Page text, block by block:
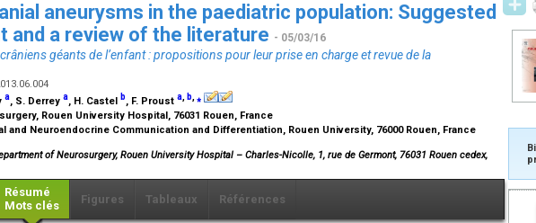
aneurysms in the paediatric population: Suggested
and a review of the literature - 05/03/16
géants de l’enfant : propositions pour leur prise en charge et revue de la
a, S. Derrey a, H. Castel b, F. Proust a, b,⁎
Rouen University Hospital, 76031 Rouen, France
and Neuroendocrine Communication and Differentiation, Rouen University, 76000 Rouen, France
of Neurosurgery, Rouen University Hospital – Charles-Nicolle, 1, rue de Germont, 76031 Rouen cedex,
Résumé
Mots clés
Figures Tableaux Références